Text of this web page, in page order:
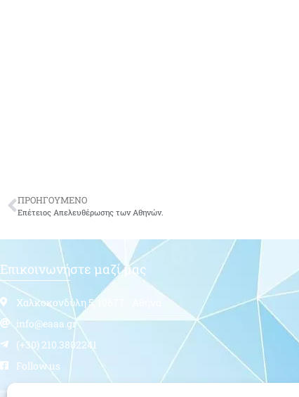
ΠΡΟΗΓΟΥΜΕΝΟ
Επέτειος Απελευθέρωσης των Αθηνών.
Επικοινωνήστε μαζί μας
Χαλκοκονδύλη 5, 10677 - Αθήνα
info@eaaa.gr
(+30) 210.3802241
Follow us